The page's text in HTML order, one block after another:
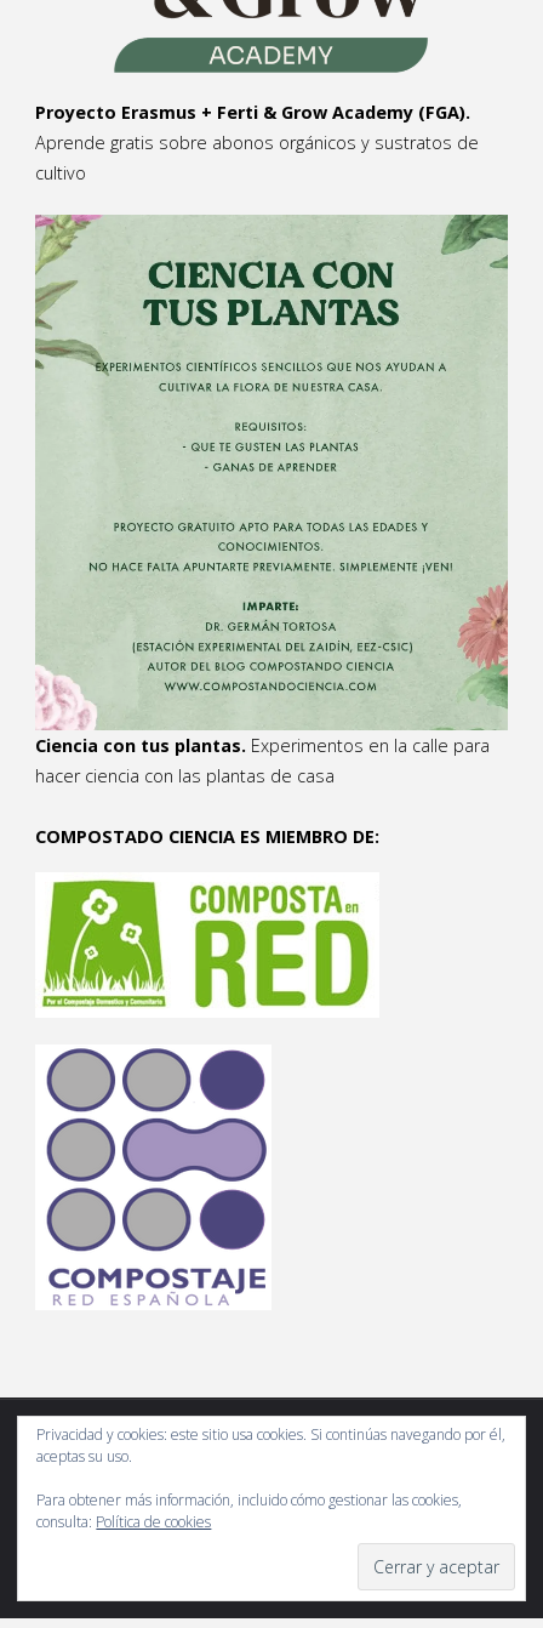
Proyecto Erasmus + Ferti & Grow Academy (FGA).
Aprende gratis sobre abonos orgánicos y sustratos de
cultivo
Ciencia con tus plantas. Experimentos en la calle para
hacer ciencia con las plantas de casa
COMPOSTADO CIENCIA ES MIEMBRO DE:
Compostando Ciencia es un espacio web de divulgación científica
del compost. Usa correctamente la información y por favor, cita las
Privacidad y cookies: este sitio usa cookies. Si continúas navegando por él,
aceptas su uso.
Para obtener más información, incluido cómo gestionar las cookies,
consulta: Política de cookies